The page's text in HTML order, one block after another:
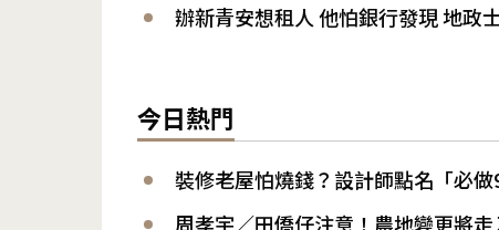
辦新青安想租人 他怕銀行發現 地政
今日熱門
裝修老屋怕燒錢？設計師點名「必
周孝宇／田僑仔注意！農地變更將